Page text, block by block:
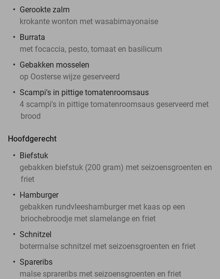
Gerookte zalm
krokante wonton met wasabimayonaise
Burrata
met focaccia, pesto, tomaat en basilicum
Gebakken mosselen
op Oosterse wijze geserveerd
Scampi's in pittige tomatenroomsaus
4 scampi's in pittige tomatenroomsaus geserveerd met
brood
Hoofdgerecht
Biefstuk
gebakken biefstuk (200 gram) met seizoensgroenten en
friet
Hamburger
gebakken rundvleeshamburger met kaas op een
briochebroodje met slamelange en friet
Schnitzel
botermalse schnitzel met seizoensgroenten en friet
Spareribs
malse sprareribs met seizoensgroenten en friet